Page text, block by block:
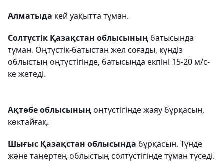
Алматыда кей уақытта тұман.
Солтүстік Қазақстан облысының батысында
тұман. Оңтүстік-батыстан жел соғады, күндіз
облыстың оңтүстігінде, батысында екпіні 15-20 м/с-
ке жетеді.
Ақтөбе облысыныңоңтүстігінде жаяу бұрқасын,
көктайғақ.
Шығыс Қазақстан облысында бұрқасын. Түнде
және таңертең облыстың солтүстігінде тұман түседі.